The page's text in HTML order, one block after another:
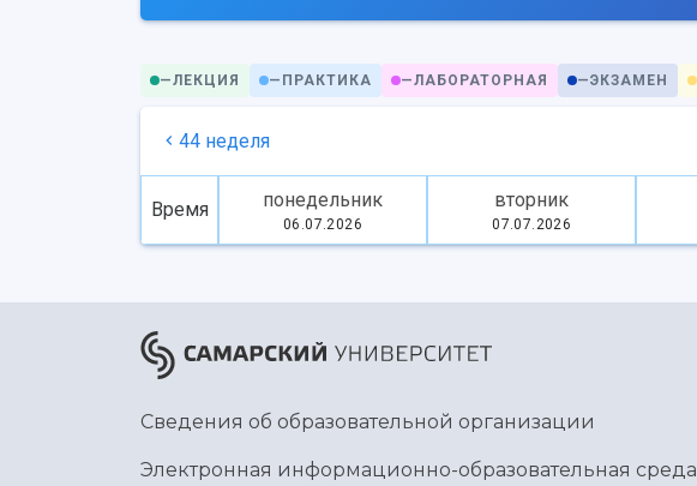
—ЛЕКЦИЯ — ПРАКТИКА —ЛАБОРАТОРНАЯ —ЭКЗАМЕН
44 неделя
Время понедельник
06.07.2026
вторник
07.07.2026
Сведения об образовательной организации
Электронная информационно-образовательная среда